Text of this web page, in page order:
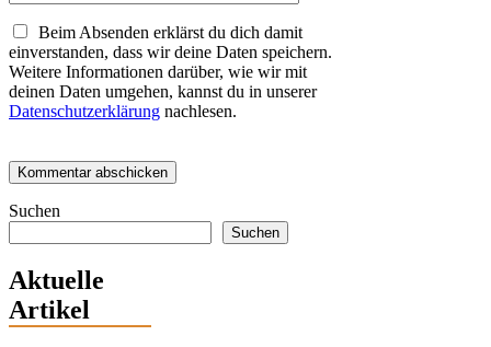
Beim Absenden erklärst du dich damit
einverstanden, dass wir deine Daten speichern.
Weitere Informationen darüber, wie wir mit
deinen Daten umgehen, kannst du in unserer
Datenschutzerklärung nachlesen.
Suchen
Suchen
Aktuelle
Artikel